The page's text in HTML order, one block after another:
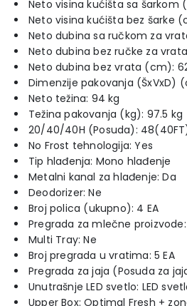
Neto visina kućišta sa šarkom
Neto visina kućišta bez šarke
Neto dubina sa ručkom za
Neto dubina bez ručke za
Neto dubina bez vrata (cm):
Dimenzije pakovanja (ŠxVxD)
Neto težina: 94 kg
Težina pakovanja (kg): 97.5 kg
20/40/40H (Posuda):
No Frost tehnologija: Yes
Tip hlađenja: Mono hlađenje
Metalni kanal za hlađenje: Da
Deodorizer: Ne
Broj polica (ukupno): 4 EA
Pregrada za mlečne proizvode:
Multi Tray: Ne
Broj pregrada u vratima: 5 EA
Pregrada za jaja (Posuda za
Unutrašnje LED svetlo: LED
Upper Box: Optimal Fresh +